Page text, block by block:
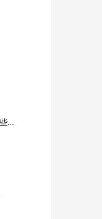
智能机器人客服系统能实现哪些功能?